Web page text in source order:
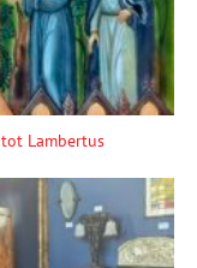
Lambertus